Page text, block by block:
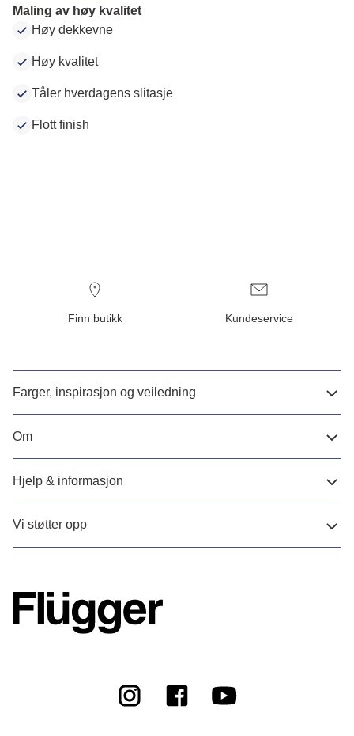
Maling av høy kvalitet
Høy dekkevne
Høy kvalitet
Tåler hverdagens slitasje
Flott finish
Finn butikk Kundeservice
Farger, inspirasjon og veiledning
Om
Hjelp & informasjon
Vi støtter opp